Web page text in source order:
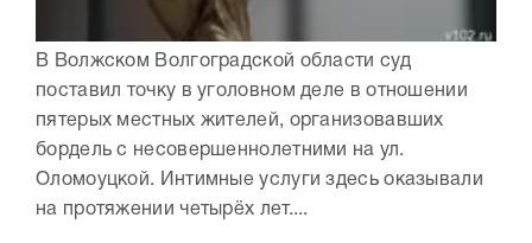
В Волжском Волгоградской области суд
поставил точку в уголовном деле в отношении
пятерых местных жителей, организовавших
бордель с несовершеннолетними на ул.
Оломоуцкой. Интимные услуги здесь оказывали
на протяжении четырёх лет....